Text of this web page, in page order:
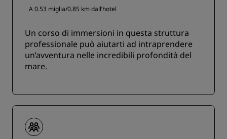
A 0.53 miglia/0.85 km dall’hotel
Un corso di immersioni in questa struttura
professionale può aiutarti ad intraprendere
un’avventura nelle incredibili profondità del
mare.